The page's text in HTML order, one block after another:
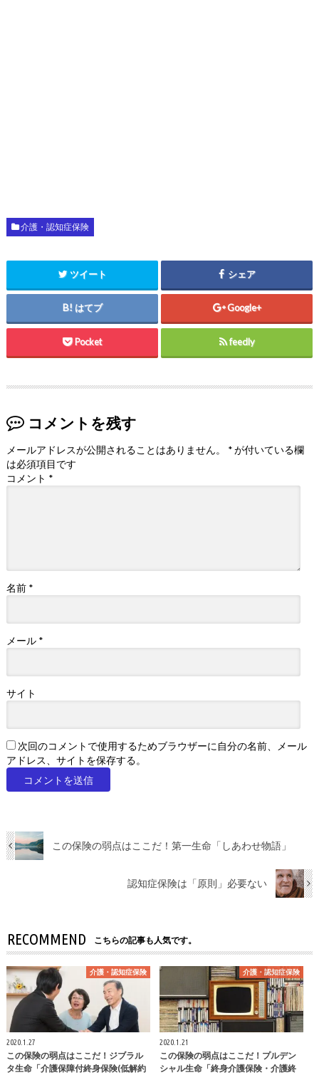
介護・認知症保険
ツイート シェア
はてブ Google+
Pocket feedly
コメントを残す
メールアドレスが公開されることはありません。 *が付いている欄
は必須項目です
コメント *
名前 *
メール *
サイト
次回のコメントで使用するためブラウザーに自分の名前、メール
アドレス、サイトを保存する。
この保険の弱点はここだ！第一生命「しあわせ物語」
認知症保険は「原則」必要ない
RECOMMEND こちらの記事も人気です。
介護・認知症保険
2020.1.27
この保険の弱点はここだ！ジブラル
タ生命「介護保障付終身保険(低解約
介護・認知症保険
2020.1.21
この保険の弱点はここだ！プルデン
シャル生命「終身介護保険・介護終